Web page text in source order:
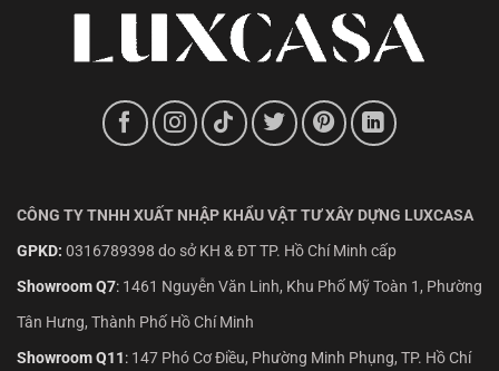
CÔNG TY TNHH XUẤT NHẬP KHẨU VẬT TƯ XÂY DỰNG LUXCASA
GPKD: 0316789398 do sở KH & ĐT TP. Hồ Chí Minh cấp
Showroom Q7: 1461 Nguyễn Văn Linh, Khu Phố Mỹ Toàn 1, Phường
Tân Hưng, Thành Phố Hồ Chí Minh
Showroom Q11: 147 Phó Cơ Điều, Phường Minh Phụng, TP. Hồ Chí